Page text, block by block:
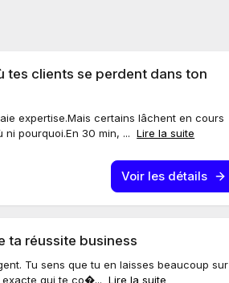
clients se perdent dans ton
expertise.Mais certains lâchent en cours
pourquoi.En 30 min, ... Lire la suite
Voir les détails
ta réussite business
Tu sens que tu en laisses beaucoup sur
qui te co�... Lire la suite